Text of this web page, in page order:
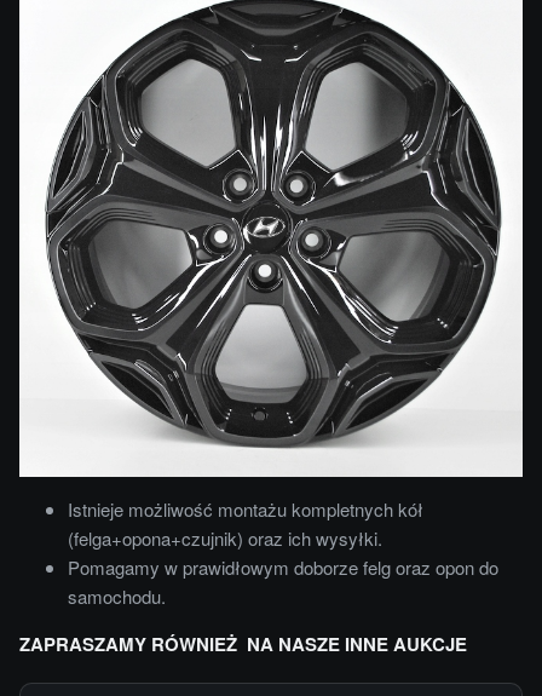
Istnieje możliwość montażu kompletnych kół
(felga+opona+czujnik) oraz ich wysyłki.
Pomagamy w prawidłowym doborze felg oraz opon do
samochodu.
ZAPRASZAMY RÓWNIEŻ NA NASZE INNE AUKCJE